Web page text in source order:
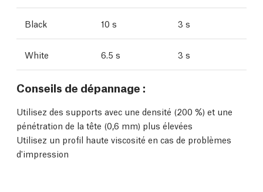
Black 10 s 3 s
White 6.5 s 3 s
Conseils de dépannage :
Utilisez des supports avec une densité (200 %) et une
pénétration de la tête (0,6 mm) plus élevées
Utilisez un profil haute viscosité en cas de problèmes
d'impression